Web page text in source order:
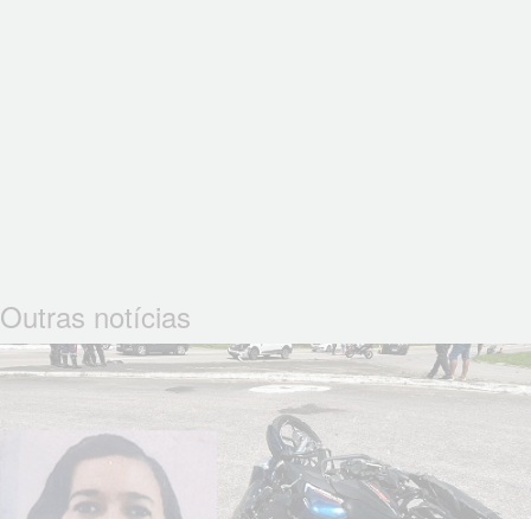
Outras notícias